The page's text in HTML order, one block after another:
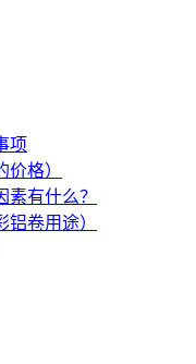
项
格）
有什么？
卷用途）